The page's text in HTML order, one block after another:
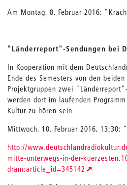
Am Montag, 8. Februar 2016:
"Länderreport"-Sendungen bei
In Kooperation mit dem
Ende des Semesters von den
Projektgruppen zwei
werden dort im laufenden
Kultur zu hören sein
Mittwoch, 10. Februar 2016, 13:30:
http://
mitte-unterwegs-in-der-
dram:article_id=345142